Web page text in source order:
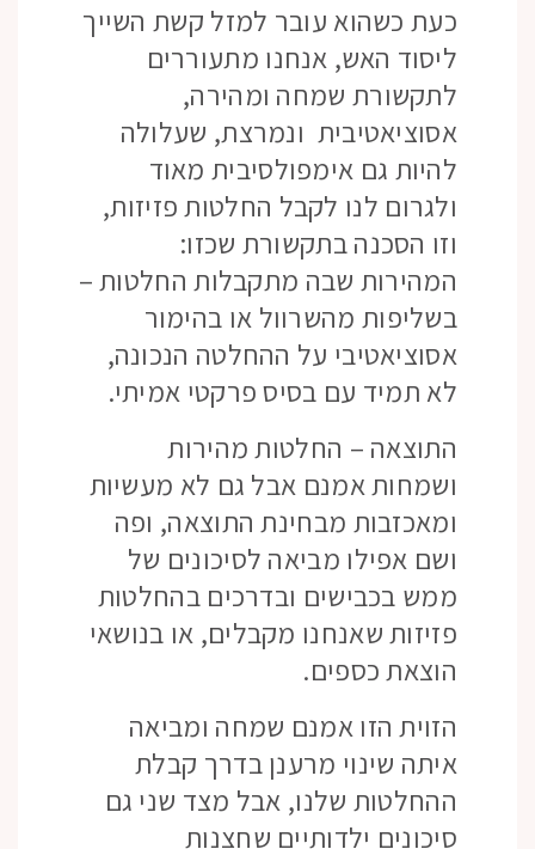
כעת כשהוא עובר למזל קשת השייך
ליסוד האש, אנחנו מתעוררים
לתקשורת שמחה ומהירה,
אסוציאטיבית ונמרצת, שעלולה
להיות גם אימפולסיבית מאוד
ולגרום לנו לקבל החלטות פזיזות,
וזו הסכנה בתקשורת שכזו:
המהירות שבה מתקבלות החלטות –
בשליפות מהשרוול או בהימור
אסוציאטיבי על ההחלטה הנכונה,
לא תמיד עם בסיס פרקטי אמיתי.
התוצאה – החלטות מהירות
ושמחות אמנם אבל גם לא מעשיות
ומאכזבות מבחינת התוצאה, ופה
ושם אפילו מביאה לסיכונים של
ממש בכבישים ובדרכים בהחלטות
פזיזות שאנחנו מקבלים, או בנושאי
הוצאת כספים.
הזוית הזו אמנם שמחה ומביאה
איתה שינוי מרענן בדרך קבלת
ההחלטות שלנו, אבל מצד שני גם
סיכונים ילדותיים שחצנות